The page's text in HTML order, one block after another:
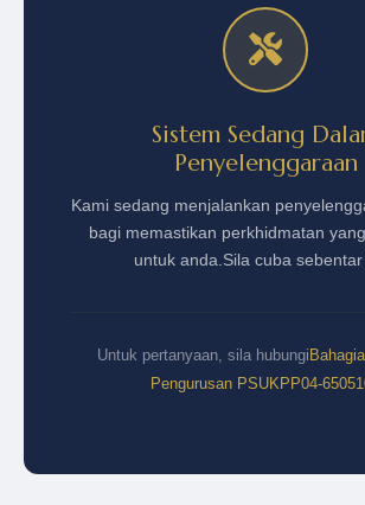
Sistem Sedang
Penyelenggaraan
Kami sedang menjalankan
bagi memastikan perkhidmatan
untuk anda. Sila cuba sebentar
Untuk pertanyaan, sila hubungi
Pengurusan PSUKPP04-